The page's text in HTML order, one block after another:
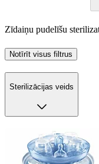
Zīdaiņu pudelīšu
Notīrīt visus filtrus
Sterilizācijas veids